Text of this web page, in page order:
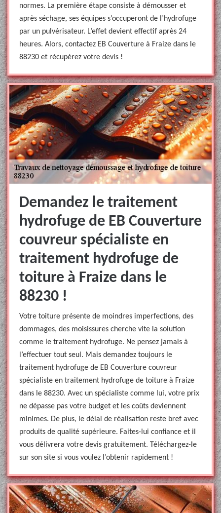
normes. La première étape consiste à démousser et
après séchage, ses équipes s’occuperont de l’hydrofuge
par un pulvérisateur. L’effet devient effectif après 24
heures. Alors, contactez EB Couverture à Fraize dans le
88230 et récupérez votre devis !
Demandez le traitement
hydrofuge de EB Couverture
couvreur spécialiste en
traitement hydrofuge de
toiture à Fraize dans le
88230 !
Votre toiture présente de moindres imperfections, des
dommages, des moisissures cherche vite la solution
comme le traitement hydrofuge. Ne pensez jamais à
l’effectuer tout seul. Mais demandez toujours le
traitement hydrofuge de EB Couverture couvreur
spécialiste en traitement hydrofuge de toiture à Fraize
dans le 88230. Avec un spécialiste comme lui, votre prix
ne dépasse pas votre budget et les coûts deviennent
minimes. De plus, le délai de réalisation reste bref avec
produits de qualité supérieure. Faites-lui confiance et il
vous délivrera votre devis gratuitement. Téléchargez-le
sur son site si vous voulez l’obtenir rapidement !